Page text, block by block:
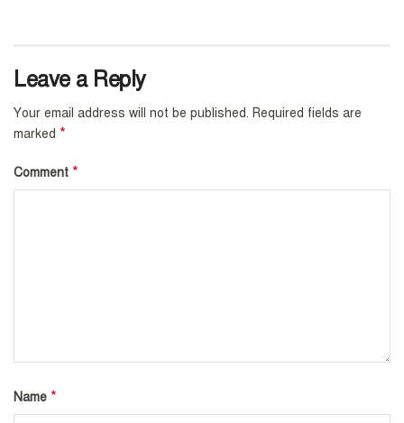
Leave a Reply
Your email address will not be published. Required fields are
marked *
Comment *
Name *